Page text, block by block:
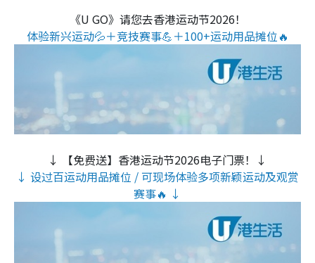
《U GO》请您去香港运动节2026！
体验新兴运动💦＋竞技赛事💪＋100+运动用品摊位🔥
↓ 【免费送】香港运动节2026电子门票！↓
↓ 设过百运动用品摊位 / 可现场体验多项新颖运动及观赏
赛事🔥 ↓